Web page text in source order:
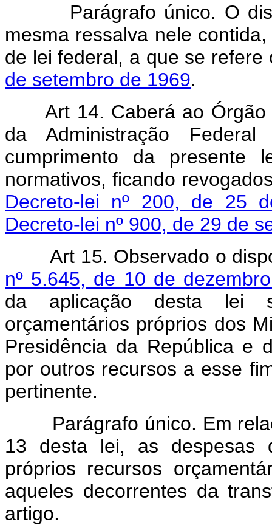
Parágrafo único. O
mesma ressalva nele
de lei federal, a que se
de setembro de 1969.
Art 14. Caberá ao
da Administração
cumprimento da presente
normativos, ficando
Decreto-lei nº 200, de 25
Decreto-lei nº 900, de 29 de
Art 15. Observado o
nº 5.645, de 10 de
da aplicação desta lei
orçamentários próprios dos
Presidência da República e
por outros recursos a esse
pertinente.
Parágrafo único. Em
13 desta lei, as despesas
próprios recursos
aqueles decorrentes da
artigo.